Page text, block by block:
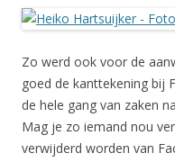
Zo werd ook voor de
goed de kanttekening bij
de hele gang van zaken
Mag je zo iemand nou
verwijderd worden van